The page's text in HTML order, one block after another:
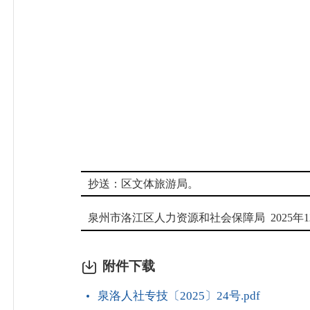
抄送： 区文体旅游局。
泉州市洛江区人力资源和社会保障局 2025年1
附件下载
泉洛人社专技〔2025〕24号.pdf